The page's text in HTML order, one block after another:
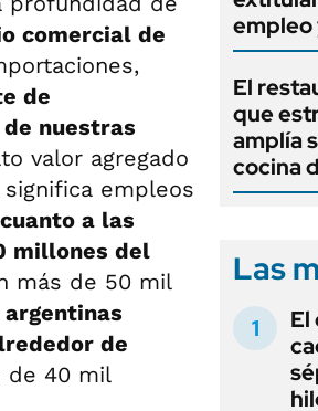
comercial de
de
nuestras
valor agregado
empleos
a las
millones del
más de 50 mil
de
de 40 mil
empleo
El
que
amplía
cocina
Las
El